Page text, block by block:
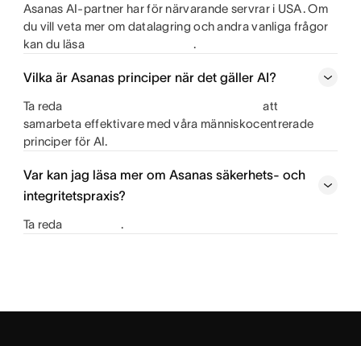
Asanas AI-partner har för närvarande servrar i USA. Om
du vill veta mer om datalagring och andra vanliga frågor
kan du läsa
.
Vilka är Asanas principer när det gäller AI?
Ta reda
att
samarbeta effektivare med våra människocentrerade
principer för AI.
Var kan jag läsa mer om Asanas säkerhets- och
integritetspraxis?
Ta reda .